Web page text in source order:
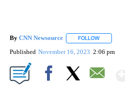
By CNN Newsource FOLLOW
Published November 16, 2023 2:06 pm